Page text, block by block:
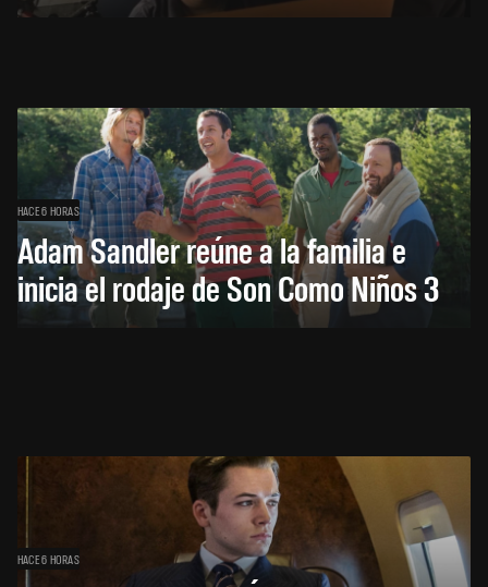
HACE 6 HORAS
Adam Sandler reúne a la familia e
inicia el rodaje de Son Como Niños 3
HACE 6 HORAS